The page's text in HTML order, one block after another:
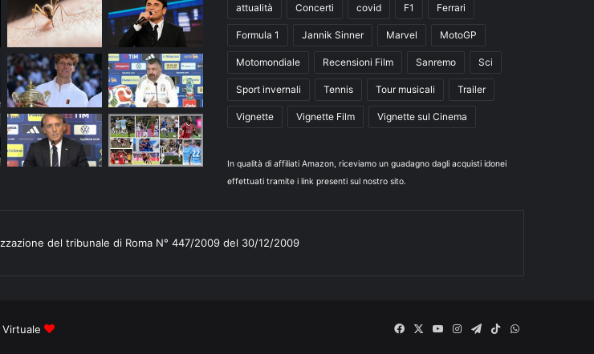
attualità Concerti covid F1 Ferrari
Formula 1 Jannik Sinner Marvel MotoGP
Motomondiale Recensioni Film Sanremo Sci
Sport invernali Tennis Tour musicali Trailer
Vignette Vignette Film Vignette sul Cinema
In qualità di affiliati Amazon, riceviamo un guadagno dagli acquisti idonei
effettuati tramite i link presenti sul nostro sito.
del tribunale di Roma N° 447/2009 del 30/12/2009
Virtuale Facebook
X
YouInstagram
Telegram
TikTokWhatsApp